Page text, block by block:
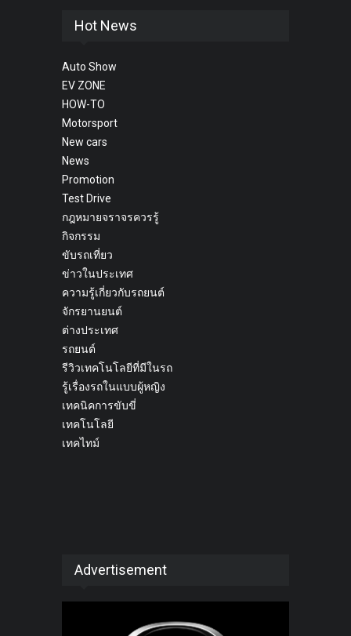
Hot News
Auto Show
EV ZONE
HOW-TO
Motorsport
New cars
News
Promotion
Test Drive
กฎหมายจราจรควรรู้
กิจกรรม
ขับรถเที่ยว
ข่าวในประเทศ
ความรู้เกี่ยวกับรถยนต์
จักรยานยนต์
ต่างประเทศ
รถยนต์
รีวิวเทคโนโลยีที่มีในรถ
รู้เรื่องรถในแบบผู้หญิง
เทคนิคการขับขี่
เทคโนโลยี
เทคไทม์
Advertisement